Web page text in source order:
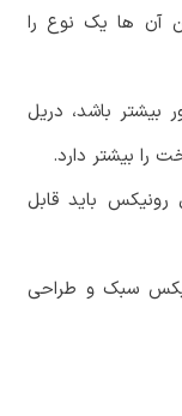
آن ها یک نوع را
بیشتر باشد، دریل
را بیشتر دارد.
باید قابل
سبک و طراحی